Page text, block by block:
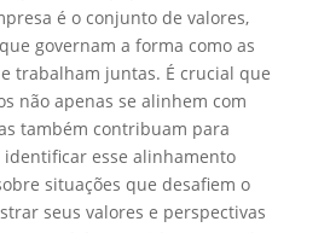
é o conjunto de valores,
governam a forma como as
trabalham juntas. É crucial que
não apenas se alinhem com
também contribuam para
esse alinhamento
situações que desafiem o
seus valores e perspectivas